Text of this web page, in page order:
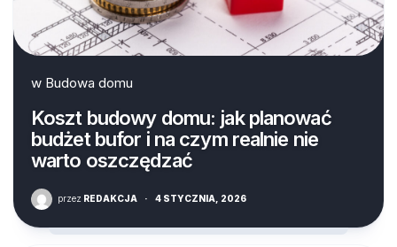
w Budowa domu
Koszt budowy domu: jak planować
budżet bufor i na czym realnie nie
warto oszczędzać
przez REDAKCJA · 4 STYCZNIA, 2026